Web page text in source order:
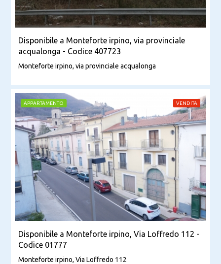
Disponibile a Monteforte irpino, via provinciale
acqualonga - Codice 407723
Monteforte irpino, via provinciale acqualonga
APPARTAMENTO VENDITA
Disponibile a Monteforte irpino, Via Loffredo 112 -
Codice 01777
Monteforte irpino, Via Loffredo 112